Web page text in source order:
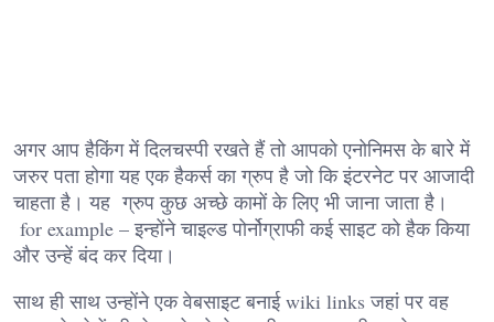
अगर आप हैकिंग में दिलचस्पी रखते हैं तो आपको एनोनिमस के बारे में
जरुर पता होगा यह एक हैकर्स का ग्रुप है जो कि इंटरनेट पर आजादी
चाहता है। यह ग्रुप कुछ अच्छे कामों के लिए भी जाना जाता है।
for example – इन्होंने चाइल्ड पोर्नोग्राफी कई साइट को हैक किया
और उन्हें बंद कर दिया।
साथ ही साथ उन्होंने एक वेबसाइट बनाई wiki links जहां पर वह